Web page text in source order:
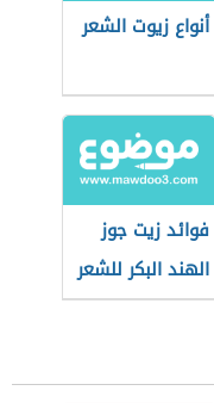
أنواع زيوت الشعر
فوائد زيت جوز
الهند البكر للشعر